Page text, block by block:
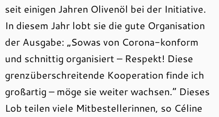
seit einigen Jahren Olivenöl bei der Initiative.
In diesem Jahr lobt sie die gute Organisation
der Ausgabe: „Sowas von Corona-konform
und schnittig organisiert – Respekt! Diese
grenzüberschreitende Kooperation finde ich
großartig – möge sie weiter wachsen.“ Dieses
Lob teilen viele Mitbestellerinnen, so Céline